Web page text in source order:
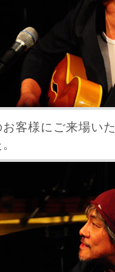
客様にご来場い